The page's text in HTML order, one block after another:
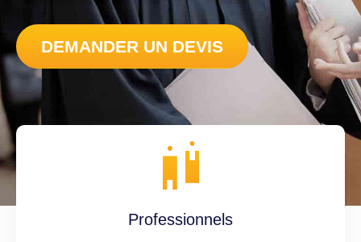
DEMANDER UN DEVIS
Professionnels